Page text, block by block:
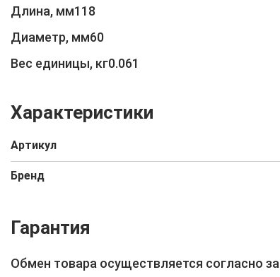
Длина, мм118
Диаметр, мм60
Вес единицы, кг0.061
Характеристики
Артикул
Бренд
Гарантия
Обмен товара осуществляется согласно